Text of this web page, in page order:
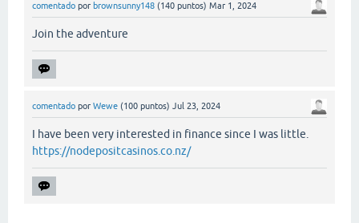
comentado por brownsunny148 (140 puntos) Mar 1, 2024
Join the adventure
comentado por Wewe (100 puntos) Jul 23, 2024
I have been very interested in finance since I was little.
https://nodepositcasinos.co.nz/